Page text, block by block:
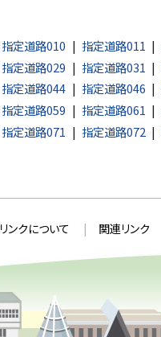
指定道路010 指定道路011
指定道路029 指定道路031
指定道路044 指定道路046
指定道路059 指定道路061
指定道路071 指定道路072
リンクについて 関連リンク